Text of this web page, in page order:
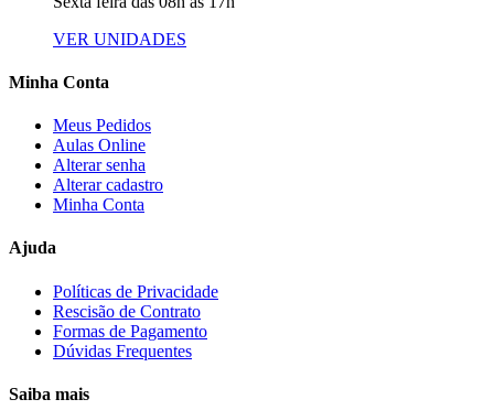
VER UNIDADES
Minha Conta
Meus Pedidos
Aulas Online
Alterar senha
Alterar cadastro
Minha Conta
Ajuda
Políticas de Privacidade
Rescisão de Contrato
Formas de Pagamento
Dúvidas Frequentes
Saiba mais